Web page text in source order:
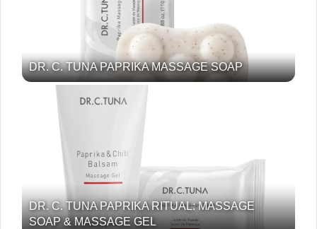
DR. C. TUNA PAPRIKA MASSAGE SOAP
DR. C. TUNA PAPRIKA RITUAL: MASSAGE
SOAP & MASSAGE GEL